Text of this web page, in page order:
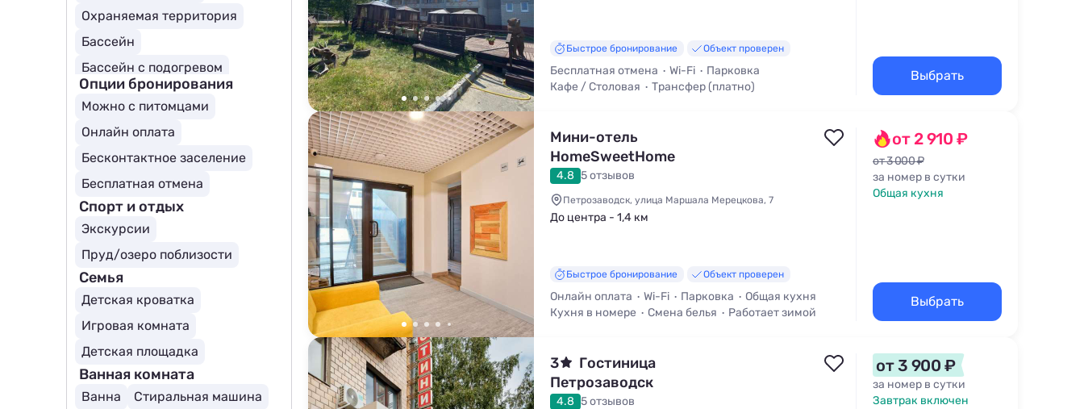
Быстрое бронирование Объект проверен
Бесплатная отмена Wi-Fi
Парковка
Кафе / Столовая
Трансфер (платно)
Выбрать
Мини-отель
HomeSweetHome
4.8 5 отзывов
Петрозаводск, улица Маршала Мерецкова, 7
До центра - 1,4 км
Быстрое бронирование Объект проверен
Онлайн оплата Wi-Fi Парковка
Общая кухня
Кухня в номере
Смена белья Работает зимой
от 2 910 ₽
от 3 000 ₽
за номер в сутки
Общая кухня
Выбрать
3
Гостиница
Петрозаводск
4.8 5 отзывов
от 3 900 ₽
за номер в сутки
Завтрак включен
Охраняемая территория
Бассейн
Бассейн с подогревом
Опции бронирования
Можно с питомцами
Онлайн оплата
Бесконтактное заселение
Бесплатная отмена
Спорт и отдых
Экскурсии
Пруд/озеро поблизости
Семья
Детская кроватка
Игровая комната
Детская площадка
Ванная комната
Ванна Стиральная машина